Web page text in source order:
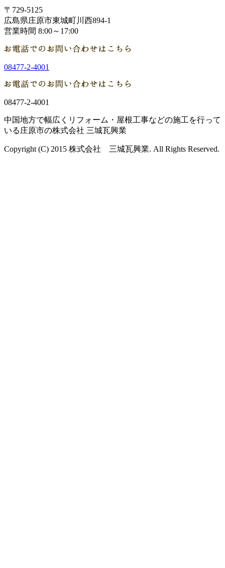
〒729-5125
広島県庄原市東城町川西894-1
営業時間 8:00～17:00
08477-2-4001
08477-2-4001
中国地方で幅広くリフォーム・屋根工事などの施工を行って
いる庄原市の株式会社 三城瓦興業
Copyright (C) 2015 株式会社 三城瓦興業. All Rights Reserved.